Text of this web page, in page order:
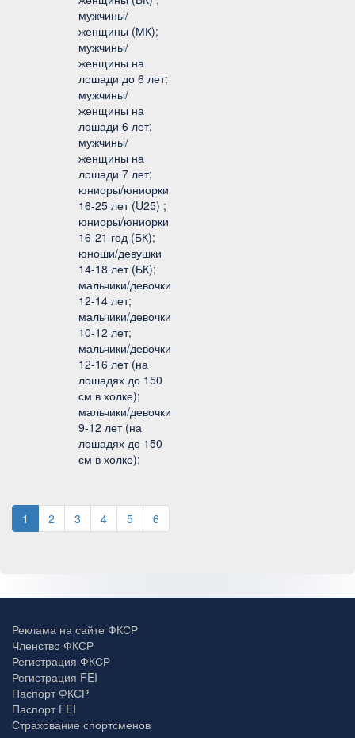
мужчины/
женщины (МК);
мужчины/
женщины на
лошади до 6 лет;
мужчины/
женщины на
лошади 6 лет;
мужчины/
женщины на
лошади 7 лет;
юниоры/юниорки
16-25 лет (U25) ;
юниоры/юниорки
16-21 год (БК);
юноши/девушки
14-18 лет (БК);
мальчики/девочки
12-14 лет;
мальчики/девочки
10-12 лет;
мальчики/девочки
12-16 лет (на
лошадях до 150
см в холке);
мальчики/девочки
9-12 лет (на
лошадях до 150
см в холке);
1 2 3 4 5 6
Реклама на сайте ФКСР
Членство ФКСР
Регистрация ФКСР
Регистрация FEI
Паспорт ФКСР
Паспорт FEI
Страхование спортсменов